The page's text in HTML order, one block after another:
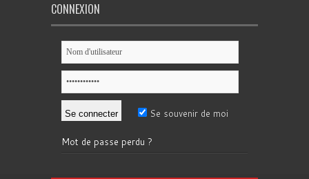
CONNEXION
Se souvenir de moi
Mot de passe perdu ?